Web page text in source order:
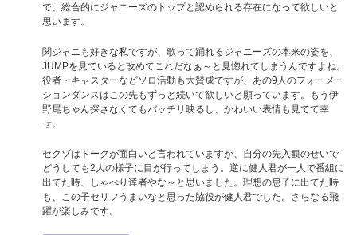
で、総合的にジャニーズのトップと認められる存在になって欲しいと
思います。
関ジャニも好きな私ですが、歌って踊れるジャニーズの本来の姿を、
JUMPを見ていると改めてこれだなぁ～と見惚れてしまうんですよね。
役者・キャスターなどソロ活動も大賛成ですが、あの9人のフォーメー
ションダンスはこの先もずっと続いて欲しいと願っています。もう伊
野尾ちゃん探さなくてもバッチリ映るし、かわいい表情も見てて幸
せ。
セクゾはトークが面白いと言われていますが、自分の先入観のせいで
どうしても2人の様子に目が行ってしまう。逆に健人君が一人で番組に
出てた時、しゃべり達者やな～と思いました。理想の息子に出てた時
も、この子セリフうまいなと思った脇役が健人君でした。さらなる飛
躍が楽しみです。